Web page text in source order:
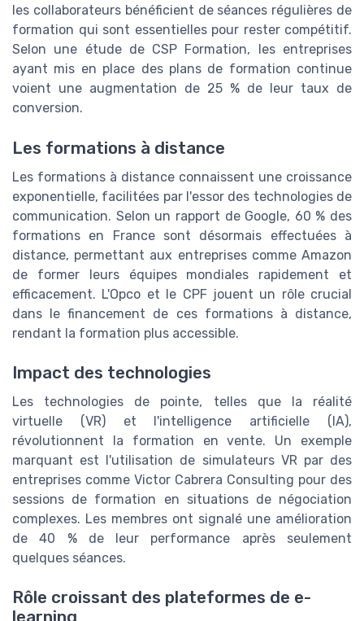
les collaborateurs bénéficient de séances régulières de
formation qui sont essentielles pour rester compétitif.
Selon une étude de CSP Formation, les entreprises
ayant mis en place des plans de formation continue
voient une augmentation de 25 % de leur taux de
conversion.
Les formations à distance
Les formations à distance connaissent une croissance
exponentielle, facilitées par l'essor des technologies de
communication. Selon un rapport de Google, 60 % des
formations en France sont désormais effectuées à
distance, permettant aux entreprises comme Amazon
de former leurs équipes mondiales rapidement et
efficacement. L'Opco et le CPF jouent un rôle crucial
dans le financement de ces formations à distance,
rendant la formation plus accessible.
Impact des technologies
Les technologies de pointe, telles que la réalité
virtuelle (VR) et l'intelligence artificielle (IA),
révolutionnent la formation en vente. Un exemple
marquant est l'utilisation de simulateurs VR par des
entreprises comme Victor Cabrera Consulting pour des
sessions de formation en situations de négociation
complexes. Les membres ont signalé une amélioration
de 40 % de leur performance après seulement
quelques séances.
Rôle croissant des plateformes de e-